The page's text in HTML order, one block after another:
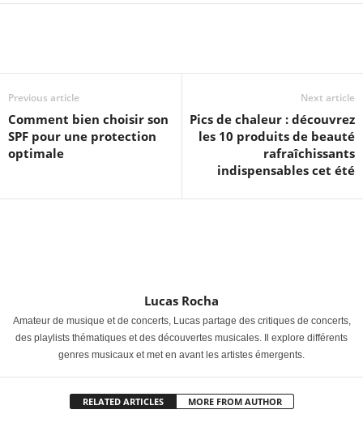
Previous article
Comment bien choisir son
SPF pour une protection
optimale
Next article
Pics de chaleur : découvrez
les 10 produits de beauté
rafraîchissants
indispensables cet été
Lucas Rocha
Amateur de musique et de concerts, Lucas partage des critiques de concerts,
des playlists thématiques et des découvertes musicales. Il explore différents
genres musicaux et met en avant les artistes émergents.
RELATED ARTICLES MORE FROM AUTHOR